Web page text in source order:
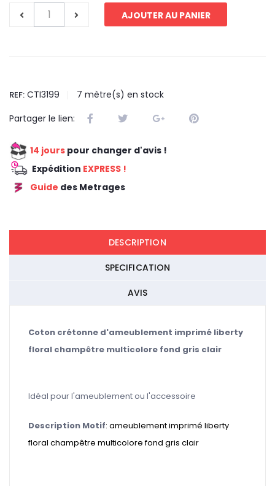
AJOUTER AU PANIER
REF: CTI3199 7 mètre(s) en stock
Partager le lien:
14 jours pour changer d'avis !
Expédition EXPRESS !
Guide des Metrages
DESCRIPTION
SPECIFICATION
AVIS
Coton crétonne d'ameublement imprimé liberty
floral champêtre multicolore fond gris clair
Idéal pour l'ameublement ou l'accessoire
Description Motif: ameublement imprimé liberty
floral champêtre multicolore fond gris clair